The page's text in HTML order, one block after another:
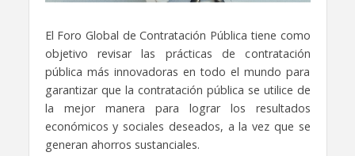
El Foro Global de Contratación Pública tiene como
objetivo revisar las prácticas de contratación
pública más innovadoras en todo el mundo para
garantizar que la contratación pública se utilice de
la mejor manera para lograr los resultados
económicos y sociales deseados, a la vez que se
generan ahorros sustanciales.